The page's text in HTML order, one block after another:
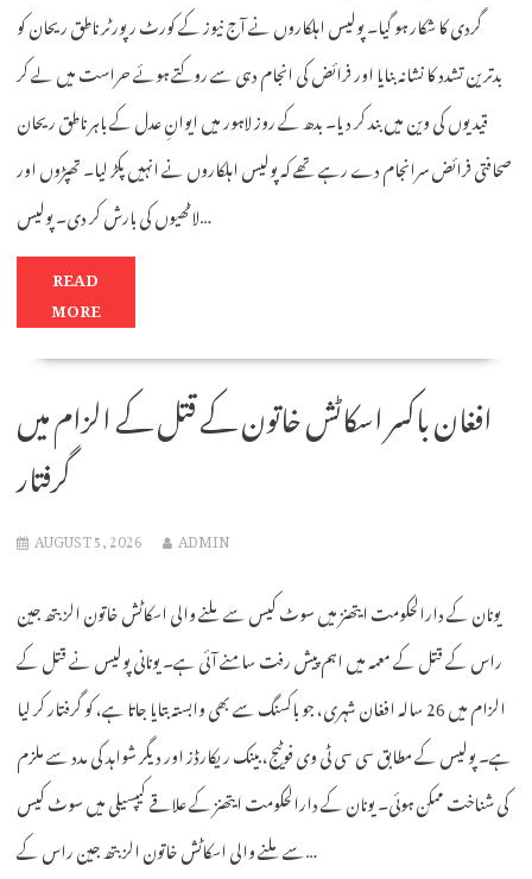
گردی کا شکار ہو گیا۔ پولیس اہلکاروں نے آج نیوز کے کورٹ رپورٹر ناطق ریحان کو
بدترین تشدد کا نشانہ بنایا اور فرائض کی انجام دہی سے روکتے ہوئے حراست میں لے کر
قیدیوں کی وین میں بند کر دیا۔ بدھ کے روز لاہور میں ایوانِ عدل کے باہر ناطق ریحان
صحافتی فرائض سرانجام دے رہے تھے کہ پولیس اہلکاروں نے انہیں پکڑ لیا۔ تھپڑوں اور
لاٹھیوں کی بارش کر دی۔ پولیس…
READ
MORE
افغان باکسر اسکاٹش خاتون کے قتل کے الزام میں
گرفتار
AUGUST 5, 2026 ADMIN
یونان کے دارالحکومت ایتھنز میں سوٹ کیس سے ملنے والی اسکاٹش خاتون الزبتھ جین
راس کے قتل کے معمہ میں اہم پیش رفت سامنے آئی ہے۔ یونانی پولیس نے قتل کے
الزام میں 26 سالہ افغان شہری، جو باکسنگ سے بھی وابستہ بتایا جاتا ہے، کو گرفتار کر لیا
ہے۔ پولیس کے مطابق سی سی ٹی وی فوٹیج، بینک ریکارڈز اور دیگر شواہد کی مدد سے ملزم
کی شناخت ممکن ہوئی۔ یونان کے دارالحکومت ایتھنز کے علاقے کیپسیلی میں سوٹ کیس
سے ملنے والی اسکاٹش خاتون الزبتھ جین راس کے…